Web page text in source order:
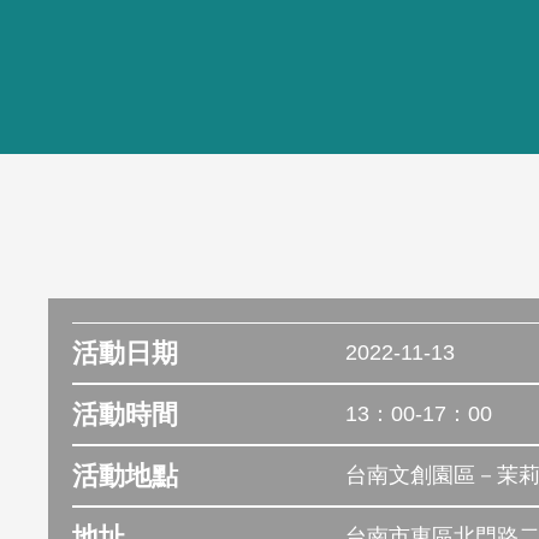
活動日期 2022-11-13
活動時間 13：00-17：00
活動地點 台南文創園區－茉